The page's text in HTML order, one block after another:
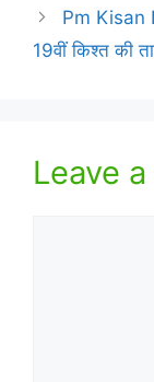
Pm Kisan
19वीं किश्त की
Leave